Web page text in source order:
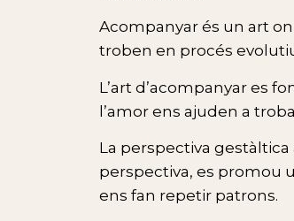
Acompanyar és un art
troben en procés
L’art d’acompanyar es
l’amor ens ajuden a
La perspectiva
perspectiva, es promou
ens fan repetir patrons.